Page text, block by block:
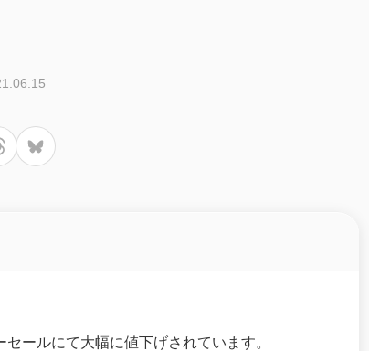
ールにて大幅に値下げされています。